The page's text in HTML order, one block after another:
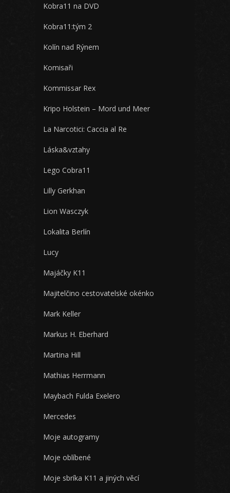
Kobra11 na DVD
Kobra11:tým 2
Kolín nad Rýnem
Komisaři
Kommissar Rex
Kripo Holstein – Mord und Meer
La Narcotici: Caccia al Re
Láska&vztahy
Lego Cobra11
Lilly Gerkhan
Lion Wasczyk
Lokalita Berlín
Lucy
Majáčky K11
Majitelčino cestovatelské okénko
Mark Keller
Markus H. Eberhard
Martina Hill
Mathias Herrmann
Maybach Fulda Exelero
Mercedes
Moje autogramy
Moje oblíbené
Moje sbríka K11 a jiných věcí